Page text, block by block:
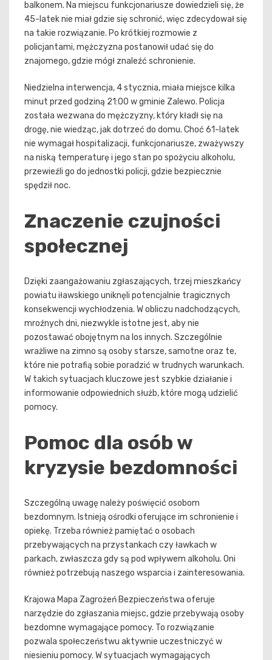
balkonem. Na miejscu funkcjonariusze dowiedzieli się, że
45-latek nie miał gdzie się schronić, więc zdecydował się
na takie rozwiązanie. Po krótkiej rozmowie z
policjantami, mężczyzna postanowił udać się do
znajomego, gdzie mógł znaleźć schronienie.
Niedzielna interwencja, 4 stycznia, miała miejsce kilka
minut przed godziną 21:00 w gminie Zalewo. Policja
została wezwana do mężczyzny, który kładł się na
drogę, nie wiedząc, jak dotrzeć do domu. Choć 61-latek
nie wymagał hospitalizacji, funkcjonariusze, zważywszy
na niską temperaturę i jego stan po spożyciu alkoholu,
przewieźli go do jednostki policji, gdzie bezpiecznie
spędził noc.
Znaczenie czujności
społecznej
Dzięki zaangażowaniu zgłaszających, trzej mieszkańcy
powiatu iławskiego uniknęli potencjalnie tragicznych
konsekwencji wychłodzenia. W obliczu nadchodzących,
mroźnych dni, niezwykle istotne jest, aby nie
pozostawać obojętnym na los innych. Szczególnie
wrażliwe na zimno są osoby starsze, samotne oraz te,
które nie potrafią sobie poradzić w trudnych warunkach.
W takich sytuacjach kluczowe jest szybkie działanie i
informowanie odpowiednich służb, które mogą udzielić
pomocy.
Pomoc dla osób w
kryzysie bezdomności
Szczególną uwagę należy poświęcić osobom
bezdomnym. Istnieją ośrodki oferujące im schronienie i
opiekę. Trzeba również pamiętać o osobach
przebywających na przystankach czy ławkach w
parkach, zwłaszcza gdy są pod wpływem alkoholu. Oni
również potrzebują naszego wsparcia i zainteresowania.
Krajowa Mapa Zagrożeń Bezpieczeństwa oferuje
narzędzie do zgłaszania miejsc, gdzie przebywają osoby
bezdomne wymagające pomocy. To rozwiązanie
pozwala społeczeństwu aktywnie uczestniczyć w
niesieniu pomocy. W sytuacjach wymagających